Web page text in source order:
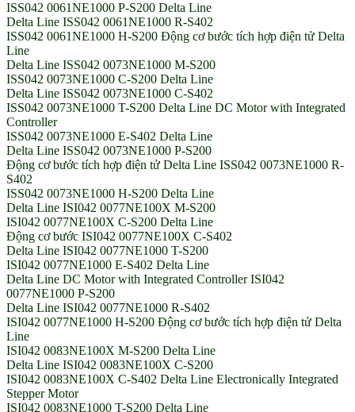
ISS042 0061NE1000 P-S200 Delta Line
Delta Line ISS042 0061NE1000 R-S402
ISS042 0061NE1000 H-S200 Động cơ bước tích hợp điện tử Delta
Line
Delta Line ISS042 0073NE1000 M-S200
ISS042 0073NE1000 C-S200 Delta Line
Delta Line ISS042 0073NE1000 C-S402
ISS042 0073NE1000 T-S200 Delta Line DC Motor with Integrated
Controller
ISS042 0073NE1000 E-S402 Delta Line
Delta Line ISS042 0073NE1000 P-S200
Động cơ bước tích hợp điện tử Delta Line ISS042 0073NE1000 R-
S402
ISS042 0073NE1000 H-S200 Delta Line
Delta Line ISI042 0077NE100X M-S200
ISI042 0077NE100X C-S200 Delta Line
Động cơ bước ISI042 0077NE100X C-S402
Delta Line ISI042 0077NE1000 T-S200
ISI042 0077NE1000 E-S402 Delta Line
Delta Line DC Motor with Integrated Controller ISI042
0077NE1000 P-S200
Delta Line ISI042 0077NE1000 R-S402
ISI042 0077NE1000 H-S200 Động cơ bước tích hợp điện tử Delta
Line
ISI042 0083NE100X M-S200 Delta Line
Delta Line ISI042 0083NE100X C-S200
ISI042 0083NE100X C-S402 Delta Line Electronically Integrated
Stepper Motor
ISI042 0083NE1000 T-S200 Delta Line